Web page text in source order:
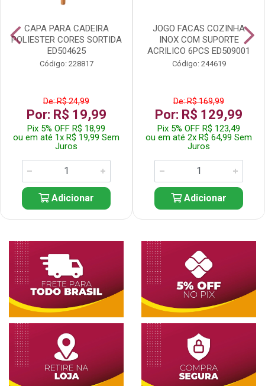
CAPA PARA CADEIRA
POLIESTER CORES SORTIDA
ED504625
Código: 228817
De: R$ 24,99
Por: R$ 19,99
Pix 5% OFF R$ 18,99
ou em até 1x R$ 19,99 Sem
Juros
Adicionar
JOGO FACAS COZINHA
INOX COM SUPORTE
ACRILICO 6PCS ED509001
Código: 244619
De: R$ 169,99
Por: R$ 129,99
Pix 5% OFF R$ 123,49
ou em até 2x R$ 64,99 Sem
Juros
Adicionar